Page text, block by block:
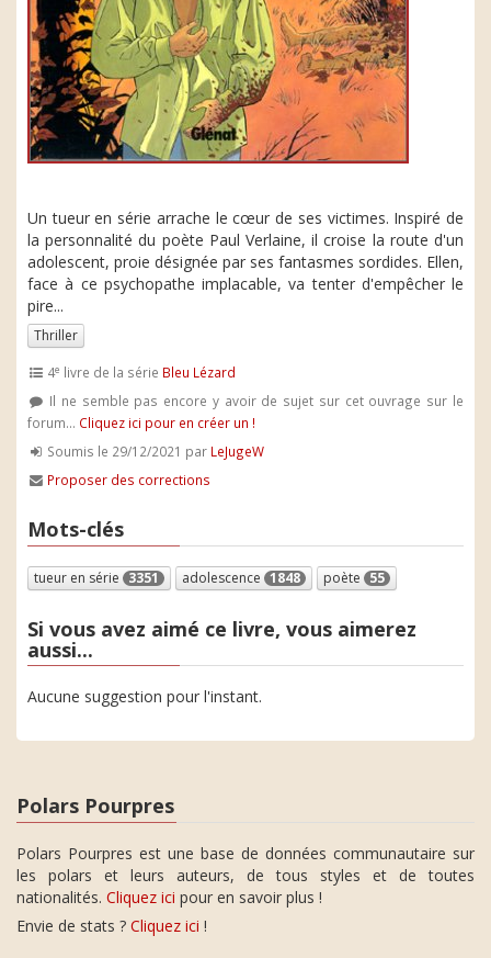
Un tueur en série arrache le cœur de ses victimes. Inspiré de
la personnalité du poète Paul Verlaine, il croise la route d'un
adolescent, proie désignée par ses fantasmes sordides. Ellen,
face à ce psychopathe implacable, va tenter d'empêcher le
pire...
Thriller
4e livre de la série Bleu Lézard
Il ne semble pas encore y avoir de sujet sur cet ouvrage sur le
forum... Cliquez ici pour en créer un !
Soumis le 29/12/2021 par LeJugeW
Proposer des corrections
Mots-clés
tueur en série 3351 adolescence 1848 poète 55
Si vous avez aimé ce livre, vous aimerez
aussi...
Aucune suggestion pour l'instant.
Polars Pourpres
Polars Pourpres est une base de données communautaire sur
les polars et leurs auteurs, de tous styles et de toutes
nationalités. Cliquez ici pour en savoir plus !
Envie de stats ? Cliquez ici !